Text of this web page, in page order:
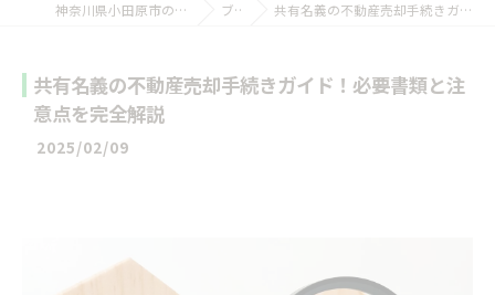
神奈川県小田原市の不動産ならミナミノイエ ブログ 共有名義の不動産売却手続きガイド！必要書類と注意点を完全解説
共有名義の不動産売却手続きガイド！必要書類と注
意点を完全解説
2025/02/09